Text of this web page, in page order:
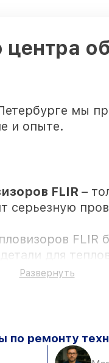
мы
и опыте.
FLIR –
серьезную
FLIR
детали для
клиента
Развернуть
по ремонту